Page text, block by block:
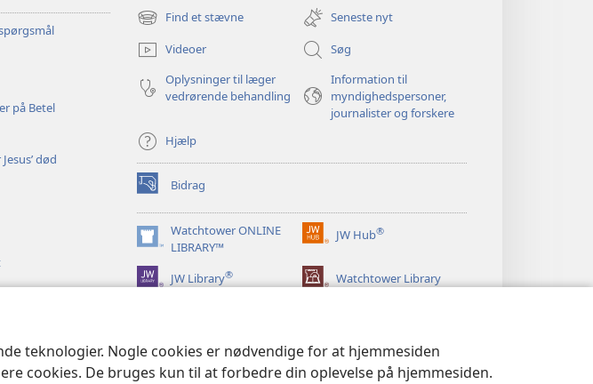
teknologier. Nogle cookies er nødvendige for at hjemmesiden
cookies. De bruges kun til at forbedre din oplevelse på hjemmesiden.
på Betel
død
nyt
vindue)
Find et stævne
(åbner
nyt
vindue)
Seneste nyt
Videoer
Søg
Oplysninger til læger
vedrørende behandling
Information til
myndighedspersoner,
journalister og forskere
Hjælp
Bidrag
(åbner
nyt
vindue)Watchtower ONLINE
LIBRARY™
(åbner
nyt
vindue)
JW Hub®
(åbner
vindue)
JW Library® Watchtower Library